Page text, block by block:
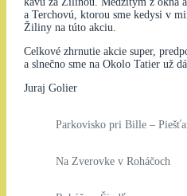
a Terchovú, ktorou sme kedysi v
Žiliny na túto akciu.
Celkové zhrnutie akcie super,
a slnečno sme na Okolo Tatier už
Juraj Golier
Parkovisko pri Bille –
Na Zverovke v Roháčoch